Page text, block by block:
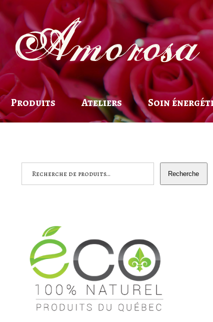
Produits Ateliers Soin
Recherche
pour :
Recherche